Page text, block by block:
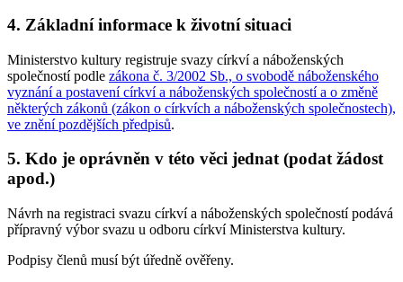
4. Základní informace k životní situaci
Ministerstvo kultury registruje svazy církví a náboženských
společností podle zákona č. 3/2002 Sb., o svobodě náboženského
vyznání a postavení církví a náboženských společností a o změně
některých zákonů (zákon o církvích a náboženských společnostech),
ve znění pozdějších předpisů.
5. Kdo je oprávněn v této věci jednat (podat žádost
apod.)
Návrh na registraci svazu církví a náboženských společností podává
přípravný výbor svazu u odboru církví Ministerstva kultury.
Podpisy členů musí být úředně ověřeny.